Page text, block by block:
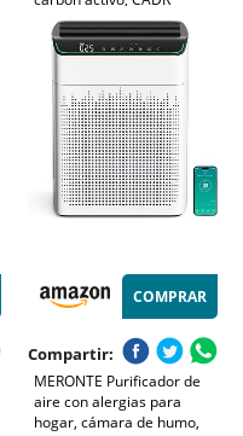
250m³/h para alérgicos de
65m², silencioso, inteligente
y de bajo consumo
(AC0950/10)
COMPRAR
Compartir:
MERONTE Purificador de
aire con alergias para
hogar, cámara de humo,